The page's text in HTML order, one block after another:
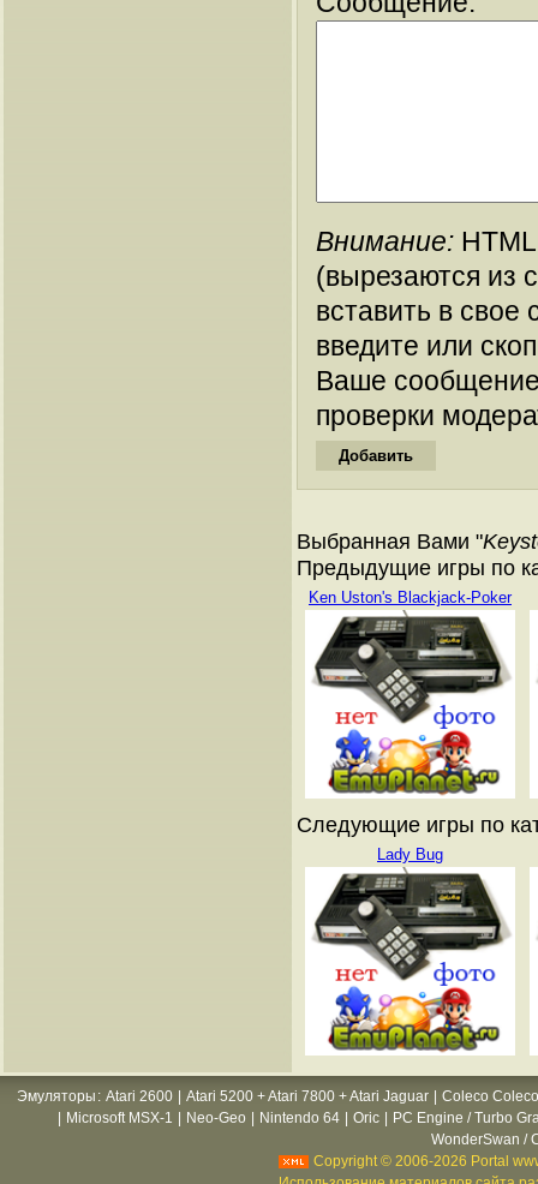
Внимание:
(вырезаются из
вставить в
введите или
Ваше
проверки
Выбранная Вами "
Предыдущие игры по
Ken Uston's Blackjack-Poker
Следующие игры по
Lady Bug
Эмуляторы : Atari 2600 Atari 5200 + Atari 7800 + Atari Jaguar
Coleco
Microsoft MSX-1 Neo-Geo Nintendo 64 Oric
PC Engine / Turbo
WonderSwan /
Copyright © 2006-2026 Portal